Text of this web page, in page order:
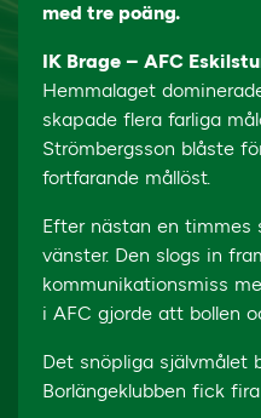
med tre poäng.
IK Brage – AFC
Hemmalaget
skapade flera farliga
Strömbergsson blåste
fortfarande mållöst.
Efter nästan en timmes
vänster. Den slogs in
kommunikationsmiss
i AFC gjorde att bollen
Det snöpliga självmålet
Borlängeklubben fick